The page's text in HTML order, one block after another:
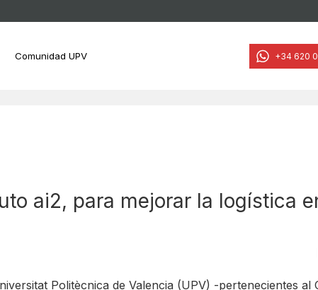
Comunidad UPV +34 620
ai2, para mejorar la logística
Politècnica de Valencia (UPV) -pertenecientes al